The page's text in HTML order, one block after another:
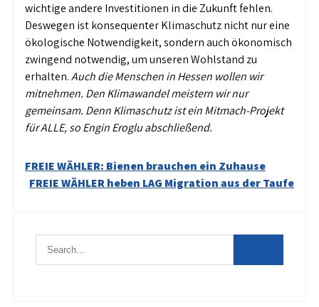
wichtige andere Investitionen in die Zukunft fehlen.
Deswegen ist konsequenter Klimaschutz nicht nur eine
ökologische Notwendigkeit, sondern auch ökonomisch
zwingend notwendig, um unseren Wohlstand zu
erhalten.Auch die Menschen in Hessen wollen wir
mitnehmen. Den Klimawandel meistern wir nur
gemeinsam. Denn Klimaschutz ist ein Mitmach-Projekt
für ALLE, so Engin Eroglu abschließend.
Beitragsnavigation
FREIE WÄHLER: Bienen brauchen ein Zuhause
FREIE WÄHLER heben LAG Migration aus der Taufe